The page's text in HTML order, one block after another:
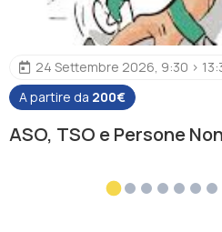
24 Settembre 2026, 9:30 >
A partire da 200€
ASO, TSO e Persone